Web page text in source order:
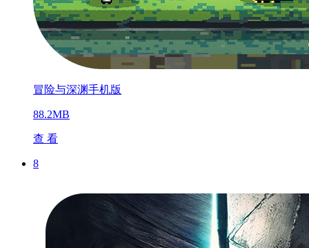
冒险与深渊手机版
88.2MB
查 看
8